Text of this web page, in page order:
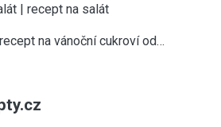
| recept na salát
na vánoční cukroví od…